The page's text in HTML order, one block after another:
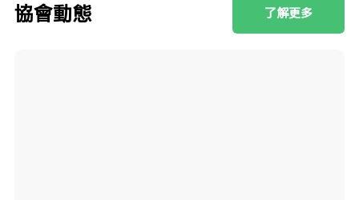
協會動態 了解更多